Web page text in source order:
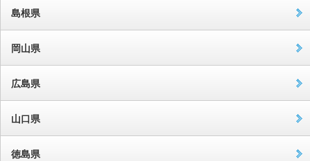
島根県
岡山県
広島県
山口県
徳島県